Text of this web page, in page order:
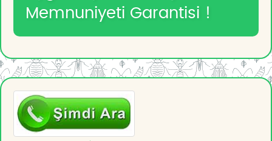
Memnuniyeti Garantisi !